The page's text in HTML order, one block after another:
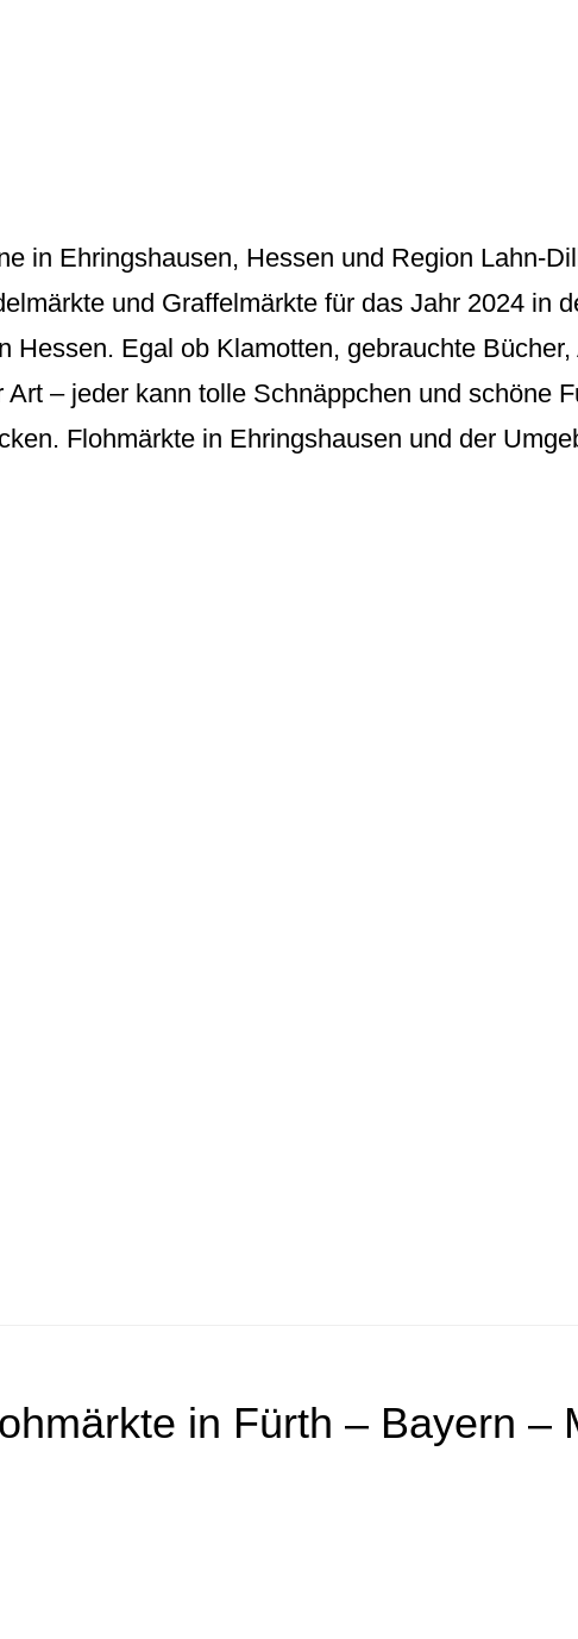
in Ehringshausen, Hessen und Region Lahn-
und Graffelmärkte für das Jahr 2024 in
Hessen. Egal ob Klamotten, gebrauchte
Art – jeder kann tolle Schnäppchen und schöne
Flohmärkte in Ehringshausen und der
in Fürth – Bayern –